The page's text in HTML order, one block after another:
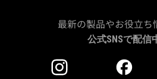
最新の製品やお役立ち
公式SNSで配信